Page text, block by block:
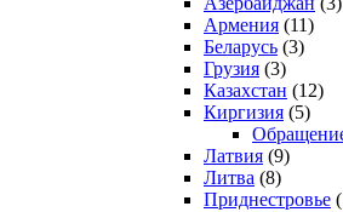
Армения (11)
Беларусь (3)
Грузия (3)
Казахстан (12)
Киргизия (5)
Латвия (9)
Литва (8)
Приднестровье